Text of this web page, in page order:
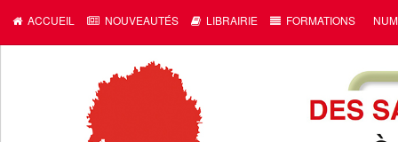
ACCUEIL NOUVEAUTÉS LIBRAIRIE FORMATIONS